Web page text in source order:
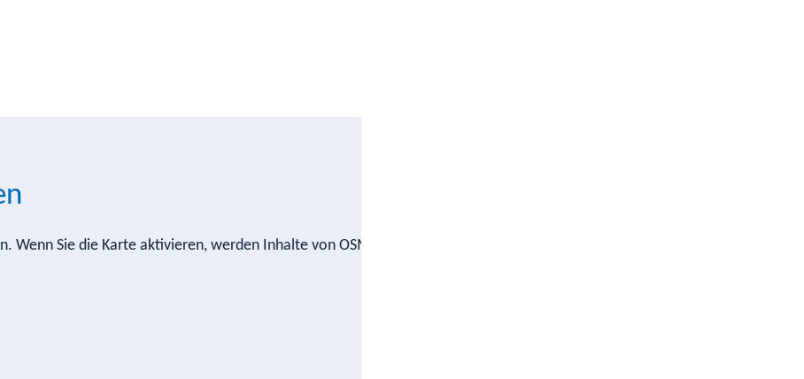
Wenn Sie die Karte aktivieren, werden Inhalte von OSM nachgeladen.